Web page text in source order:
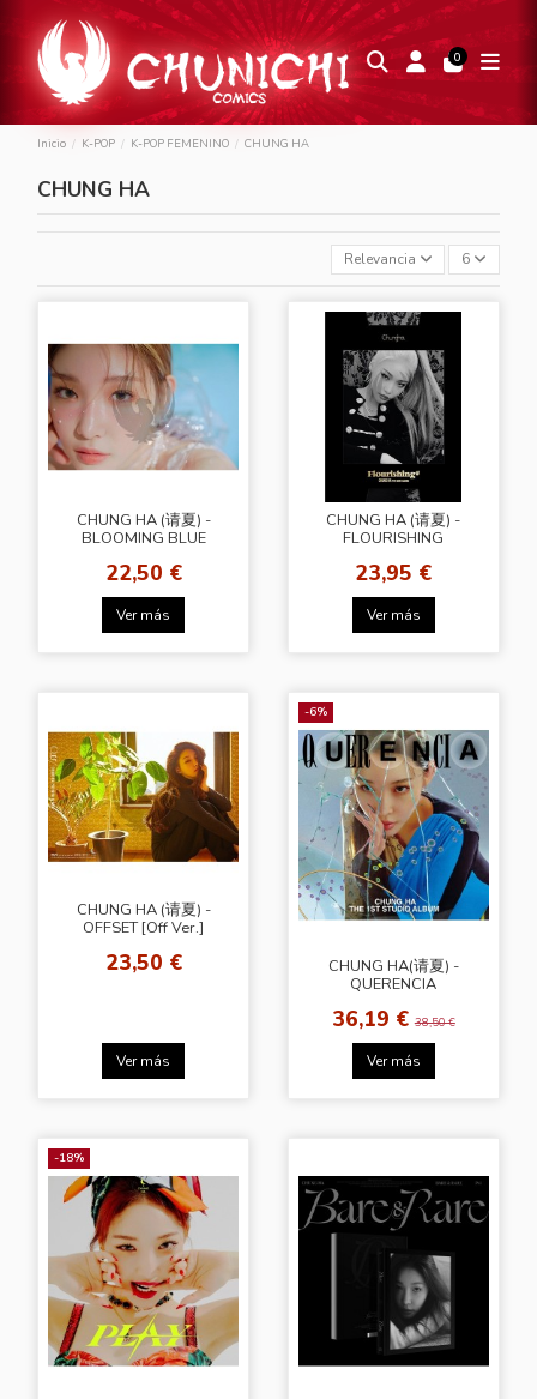
0
Inicio K-POP K-POP FEMENINO CHUNG HA
CHUNG HA
Relevancia 6
CHUNG HA (请夏) -
BLOOMING BLUE
22,50 €
Ver más
CHUNG HA (请夏) -
FLOURISHING
23,95 €
Ver más
CHUNG HA (请夏) -
OFFSET [Off Ver.]
23,50 €
Ver más
-6%
CHUNG HA(请夏) -
QUERENCIA
36,19 €38,50 €
Ver más
-18%